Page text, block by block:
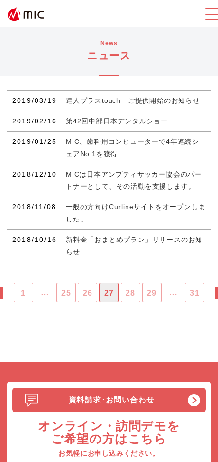
News
ニュース
2019/03/19 達人プラスtouch ご提供開始のお知らせ
2019/02/16 第42回中部日本デンタルショー
2019/01/25
MIC、歯科用コンピューターで4年連続シ
ェアNo.1を獲得
2018/12/10
MICは日本アンプティサッカー協会のパー
トナーとして、その活動を支援します。
2018/11/08
一般の方向けCurlineサイトをオープンしま
した。
2018/10/16
新料金「おまとめプラン」リリースのお知
らせ
1 … 25 26 27 28 29 … 31
資料請求･お問い合わせ
オンライン・訪問デモを
ご希望の方はこちら
お気軽にお申し込みください。